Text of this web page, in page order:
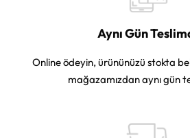
Aynı Gün
Online ödeyin, ürününüzü stokta
mağazamızdan aynı gün